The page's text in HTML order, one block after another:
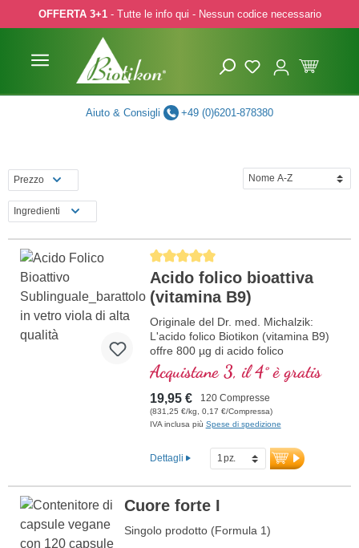
to main content
Skip to search
Skip to main navigation
OFFERTA 3+1- Tutte le info qui - Nessun codice necessario
Aiuto & Consigli +49 (0)6201-878380
Prezzo
Ingredienti
Average rating of 5 out of 5 stars
Acido folico bioattiva
(vitamina B9)
Originale del Dr. med. Michalzik:
L'acido folico Biotikon (vitamina B9)
offre 800 µg di acido folico
biologicamente attivo per
compressa, sotto forma di
metiltetraidrofolato (5-MTHF),
particolarmente ben assorbito
dall'organismo. L'acido folico
del sangue e alla funzione del
sistema immunitario. Privo di
alluminio. Prodotto in Germania
secondo i più alti standard di qualità.
ulteriori informazioni sull’acido
Acquistane 3, il 4° è gratis
19,95 € 120 Compresse
(831,25 €/kg, 0,17 €/Compressa)
IVA inclusa più Spese di spedizione
Dettagli
Cuore forte I
Singolo prodotto (Formula 1)